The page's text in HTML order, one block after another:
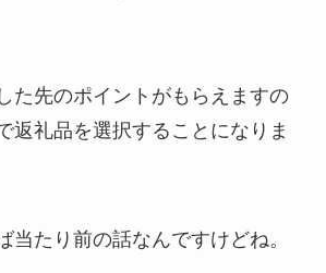
た先のポイントがもらえますの
返礼品を選択することになりま
当たり前の話なんですけどね。